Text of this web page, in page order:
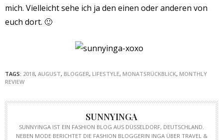
mich. Vielleicht sehe ich ja den einen oder anderen von
euch dort. 🙂
TAGS: 2018, AUGUST, BLOGGER, LIFESTYLE, MONATSRÜCKBLICK, MONTHLY
REVIEW
SUNNYINGA
SUNNYINGA IST EIN FASHION BLOG AUS DÜSSELDORF, DEUTSCHLAND.
NEBEN MODE BERICHTET DIE FASHION BLOGGERIN INGA ÜBER TRAVEL &